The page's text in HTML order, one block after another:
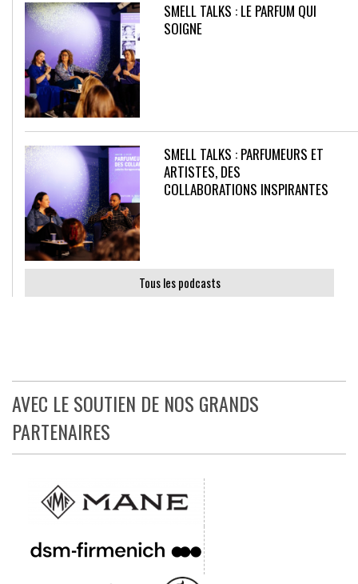
SMELL TALKS : LE PARFUM QUI
SOIGNE
SMELL TALKS : PARFUMEURS ET
ARTISTES, DES
COLLABORATIONS INSPIRANTES
Tous les podcasts
AVEC LE SOUTIEN DE NOS GRANDS
PARTENAIRES